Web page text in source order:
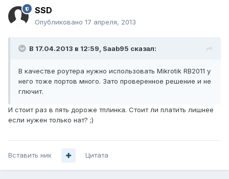
SSD
Опубликовано 17 апреля, 2013
В 17.04.2013 в 12:59, Saab95 сказал:
В качестве роутера нужно использовать Mikrotik RB2011 у
него тоже портов много. Зато проверенное решение и не
глючит.
И стоит раз в пять дороже тплинка. Стоит ли платить лишнее
если нужен только нат? ;)
Вставить ник Цитата